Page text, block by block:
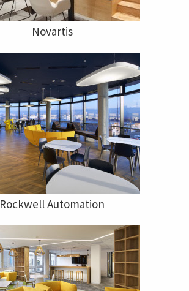
Novartis
Rockwell Automation